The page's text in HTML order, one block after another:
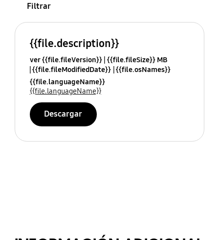
Filtrar
{{file.description}}
ver {{file.fileVersion}} {{file.fileSize}} MB
{{file.fileModifiedDate}} {{file.osNames}}
{{file.languageName}}
{{file.languageName}}
Descargar